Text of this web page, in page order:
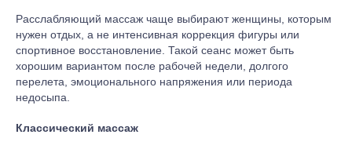
Расслабляющий массаж чаще выбирают женщины, которым
нужен отдых, а не интенсивная коррекция фигуры или
спортивное восстановление. Такой сеанс может быть
хорошим вариантом после рабочей недели, долгого
перелета, эмоционального напряжения или периода
недосыпа.
Классический массаж